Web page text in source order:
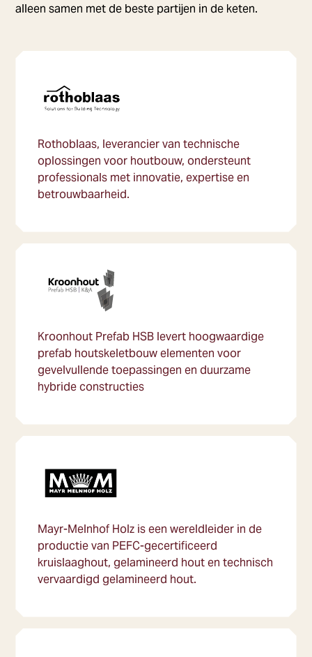
alleen samen met de beste partijen in de keten.
Rothoblaas, leverancier van technische
oplossingen voor houtbouw, ondersteunt
professionals met innovatie, expertise en
betrouwbaarheid.
Kroonhout Prefab HSB levert hoogwaardige
prefab houtskeletbouw elementen voor
gevelvullende toepassingen en duurzame
hybride constructies
Mayr-Melnhof Holz is een wereldleider in de
productie van PEFC-gecertificeerd
kruislaaghout, gelamineerd hout en technisch
vervaardigd gelamineerd hout.